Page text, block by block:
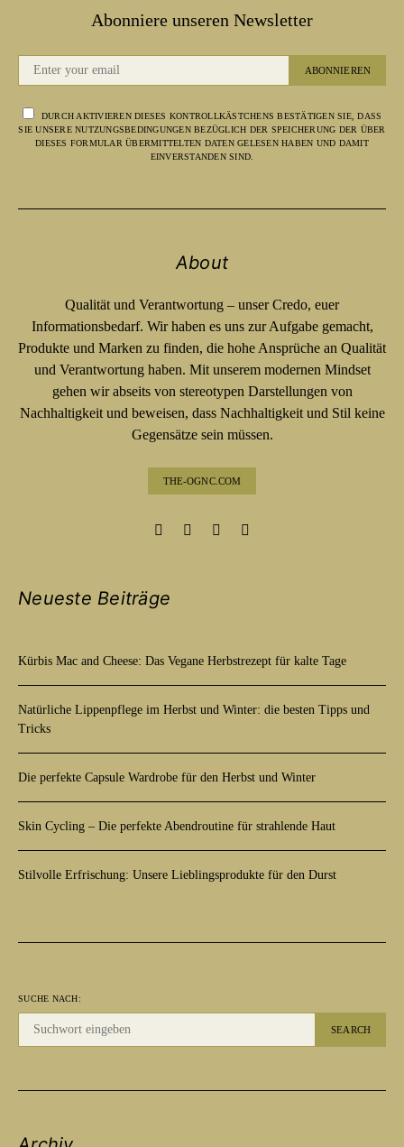
Abonniere unseren Newsletter
ABONNIEREN
DURCH AKTIVIEREN DIESES KONTROLLKÄSTCHENS BESTÄTIGEN SIE, DASS
SIE UNSERE NUTZUNGSBEDINGUNGEN BEZÜGLICH DER SPEICHERUNG DER ÜBER
DIESES FORMULAR ÜBERMITTELTEN DATEN GELESEN HABEN UND DAMIT
EINVERSTANDEN SIND.
About
Qualität und Verantwortung – unser Credo, euer
Informationsbedarf. Wir haben es uns zur Aufgabe gemacht,
Produkte und Marken zu finden, die hohe Ansprüche an Qualität
und Verantwortung haben. Mit unserem modernen Mindset
gehen wir abseits von stereotypen Darstellungen von
Nachhaltigkeit und beweisen, dass Nachhaltigkeit und Stil keine
Gegensätze sein müssen.
THE-OGNC.COM
Neueste Beiträge
Kürbis Mac and Cheese: Das Vegane Herbstrezept für kalte Tage
Natürliche Lippenpflege im Herbst und Winter: die besten Tipps und
Tricks
Die perfekte Capsule Wardrobe für den Herbst und Winter
Skin Cycling – Die perfekte Abendroutine für strahlende Haut
Stilvolle Erfrischung: Unsere Lieblingsprodukte für den Durst
SUCHE NACH:
SEARCH